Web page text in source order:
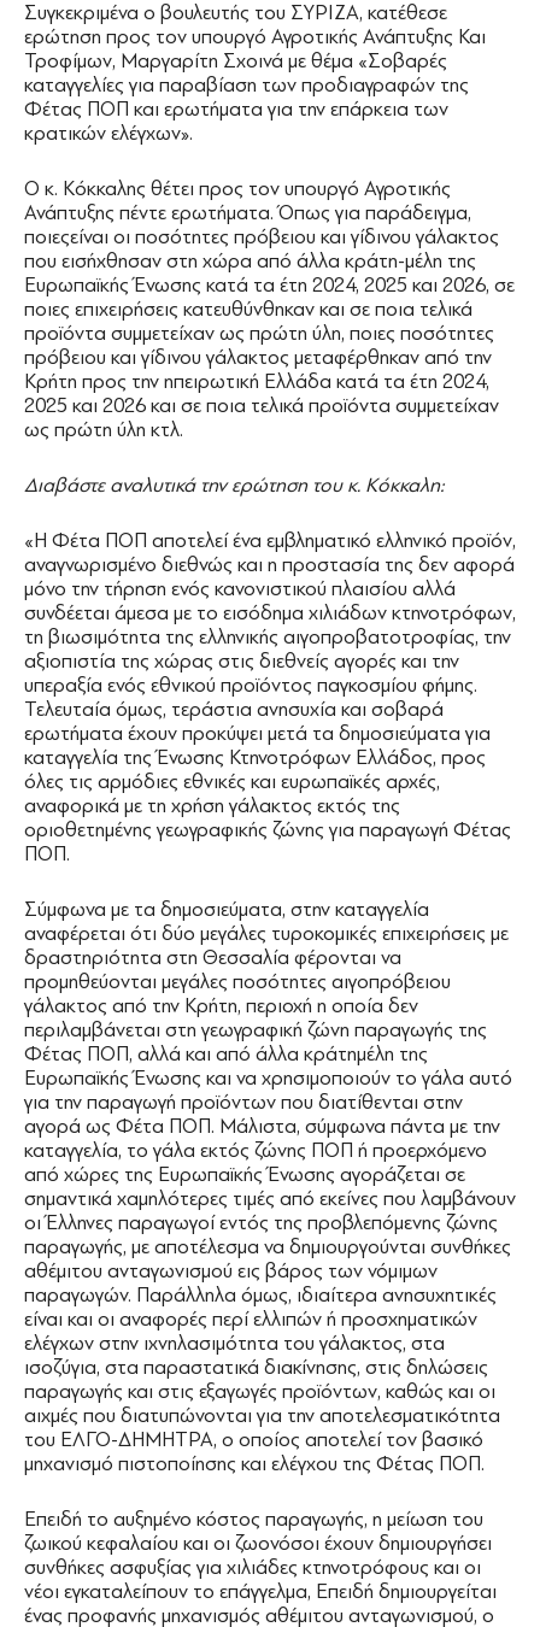
Συγκεκριμένα ο βουλευτής του ΣΥΡΙΖΑ, κατέθεσε
ερώτηση προς τον υπουργό Αγροτικής Ανάπτυξης Και
Τροφίμων, Μαργαρίτη Σχοινά με θέμα «Σοβαρές
καταγγελίες για παραβίαση των προδιαγραφών της
Φέτας ΠΟΠ και ερωτήματα για την επάρκεια των
κρατικών ελέγχων».
Ο κ. Κόκκαλης θέτει προς τον υπουργό Αγροτικής
Ανάπτυξης πέντε ερωτήματα. Όπως για παράδειγμα,
ποιεςείναι οι ποσότητες πρόβειου και γίδινου γάλακτος
που εισήχθησαν στη χώρα από άλλα κράτη-μέλη της
Ευρωπαϊκής Ένωσης κατά τα έτη 2024, 2025 και 2026, σε
ποιες επιχειρήσεις κατευθύνθηκαν και σε ποια τελικά
προϊόντα συμμετείχαν ως πρώτη ύλη, ποιες ποσότητες
πρόβειου και γίδινου γάλακτος μεταφέρθηκαν από την
Κρήτη προς την ηπειρωτική Ελλάδα κατά τα έτη 2024,
2025 και 2026 και σε ποια τελικά προϊόντα συμμετείχαν
ως πρώτη ύλη κτλ.
Διαβάστε αναλυτικά την ερώτηση του κ. Κόκκαλη:
«Η Φέτα ΠΟΠ αποτελεί ένα εμβληματικό ελληνικό προϊόν,
αναγνωρισμένο διεθνώς και η προστασία της δεν αφορά
μόνο την τήρηση ενός κανονιστικού πλαισίου αλλά
συνδέεται άμεσα με το εισόδημα χιλιάδων κτηνοτρόφων,
τη βιωσιμότητα της ελληνικής αιγοπροβατοτροφίας, την
αξιοπιστία της χώρας στις διεθνείς αγορές και την
υπεραξία ενός εθνικού προϊόντος παγκοσμίου φήμης.
Τελευταία όμως, τεράστια ανησυχία και σοβαρά
ερωτήματα έχουν προκύψει μετά τα δημοσιεύματα για
καταγγελία της Ένωσης Κτηνοτρόφων Ελλάδος, προς
όλες τις αρμόδιες εθνικές και ευρωπαϊκές αρχές,
αναφορικά με τη χρήση γάλακτος εκτός της
οριοθετημένης γεωγραφικής ζώνης για παραγωγή Φέτας
ΠΟΠ.
Σύμφωνα με τα δημοσιεύματα, στην καταγγελία
αναφέρεται ότι δύο μεγάλες τυροκομικές επιχειρήσεις με
δραστηριότητα στη Θεσσαλία φέρονται να
προμηθεύονται μεγάλες ποσότητες αιγοπρόβειου
γάλακτος από την Κρήτη, περιοχή η οποία δεν
περιλαμβάνεται στη γεωγραφική ζώνη παραγωγής της
Φέτας ΠΟΠ, αλλά και από άλλα κράτημέλη της
Ευρωπαϊκής Ένωσης και να χρησιμοποιούν το γάλα αυτό
για την παραγωγή προϊόντων που διατίθενται στην
αγορά ως Φέτα ΠΟΠ. Μάλιστα, σύμφωνα πάντα με την
καταγγελία, το γάλα εκτός ζώνης ΠΟΠ ή προερχόμενο
από χώρες της Ευρωπαϊκής Ένωσης αγοράζεται σε
σημαντικά χαμηλότερες τιμές από εκείνες που λαμβάνουν
οι Έλληνες παραγωγοί εντός της προβλεπόμενης ζώνης
παραγωγής, με αποτέλεσμα να δημιουργούνται συνθήκες
αθέμιτου ανταγωνισμού εις βάρος των νόμιμων
παραγωγών. Παράλληλα όμως, ιδιαίτερα ανησυχητικές
είναι και οι αναφορές περί ελλιπών ή προσχηματικών
ελέγχων στην ιχνηλασιμότητα του γάλακτος, στα
ισοζύγια, στα παραστατικά διακίνησης, στις δηλώσεις
παραγωγής και στις εξαγωγές προϊόντων, καθώς και οι
αιχμές που διατυπώνονται για την αποτελεσματικότητα
του ΕΛΓΟ-ΔΗΜΗΤΡΑ, ο οποίος αποτελεί τον βασικό
μηχανισμό πιστοποίησης και ελέγχου της Φέτας ΠΟΠ.
Επειδή το αυξημένο κόστος παραγωγής, η μείωση του
ζωικού κεφαλαίου και οι ζωονόσοι έχουν δημιουργήσει
συνθήκες ασφυξίας για χιλιάδες κτηνοτρόφους και οι
νέοι εγκαταλείπουν το επάγγελμα, Επειδή δημιουργείται
ένας προφανής μηχανισμός αθέμιτου ανταγωνισμού, ο